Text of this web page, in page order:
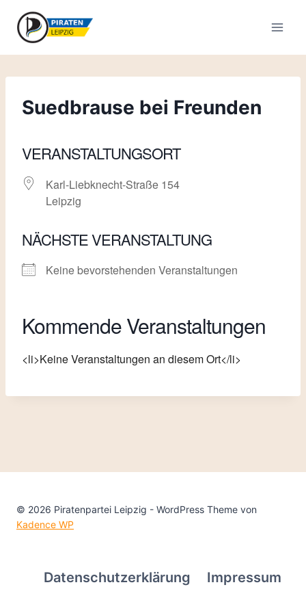
Inhalt
springen
Suedbrause bei Freunden
VERANSTALTUNGSORT
Karl-Liebknecht-Straße 154
Leipzig
NÄCHSTE VERANSTALTUNG
Keine bevorstehenden Veranstaltungen
Kommende Veranstaltungen
<li>Keine Veranstaltungen an diesem Ort</li>
© 2026 Piratenpartei Leipzig - WordPress Theme von
Kadence WP
Datenschutzerklärung Impressum